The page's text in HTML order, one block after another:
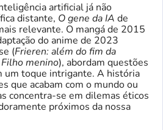
artificial já não
distante, O gene da IA de
relevante. O mangá de 2015
do anime de 2023
(Frieren: além do fim da
Filho menino), abordam questões
um toque intrigante. A história
que acabam com o mundo ou
concentra-se em dilemas éticos
próximos da nossa